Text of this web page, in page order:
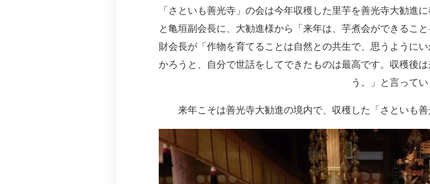
「さといも善光寺」の会は今年収穫した里芋を善光寺大勧進
と亀垣副会長に、大勧進様から「来年は、芋煮会ができるこ
財会長が「作物を育てることは自然との共生で、思うように
かろうと、自分で世話をしてできたものは最高です。収穫後
う。」と言ってい
来年こそは善光寺大勧進の境内で、収穫した「さといも